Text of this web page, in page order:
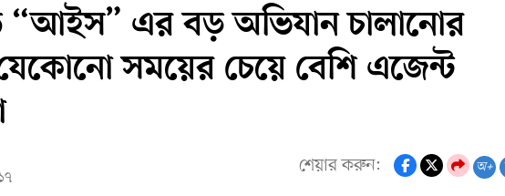
“আইস” এর বড় অভিযান চালানোর
সময়ের চেয়ে বেশি এজেন্ট
শেয়ার করুন: অ+